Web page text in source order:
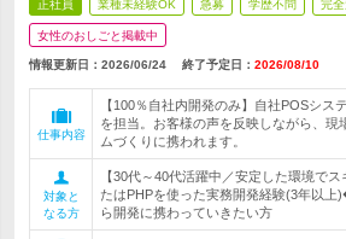
正社員 業種未経験OK 急募 学歴不問 完
女性のおしごと掲載中
情報更新日：2026/06/24 終了予定日： 2026/08/10
仕事内容
【100％自社内開発のみ】自社POSシス
を担当。お客様の声を反映しながら、現
ムづくりに携われます。
対象と
なる方
【30代～40代活躍中／安定した環境で
たはPHPを使った実務開発経験(3年以
ら開発に携わっていきたい方